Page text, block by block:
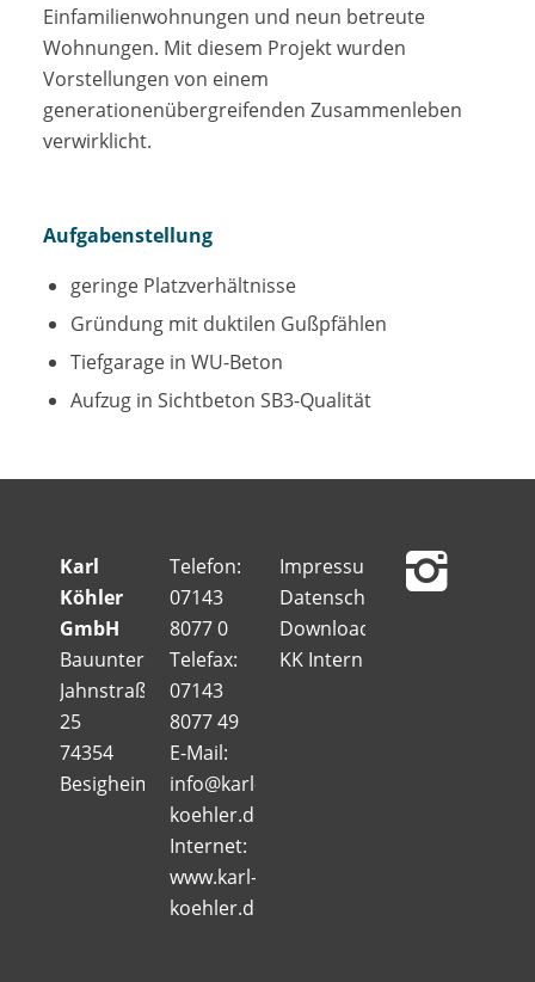
Einfamilienwohnungen und neun betreute
Wohnungen. Mit diesem Projekt wurden
Vorstellungen von einem
generationenübergreifenden Zusammenleben
verwirklicht.
Aufgabenstellung
geringe Platzverhältnisse
Gründung mit duktilen Gußpfählen
Tiefgarage in WU-Beton
Aufzug in Sichtbeton SB3-Qualität
Karl
Köhler
GmbH
Bauunternehmung
Jahnstraße
25
74354
Besigheim
Telefon:
07143
8077 0
Telefax:
07143
8077 49
E-Mail:
info@karl-
koehler.de
Internet:
www.karl-
koehler.de
Impressum
Datenschutz
Downloads
KK Intern